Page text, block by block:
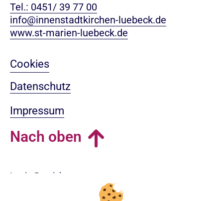
Tel.: 0451/ 39 77 00
info@innenstadtkirchen-luebeck.de
www.st-marien-luebeck.de
Cookies
Datenschutz
Impressum
Nach oben
Login-Bereich